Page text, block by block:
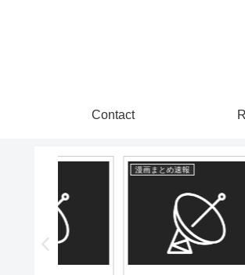
Contact
芸